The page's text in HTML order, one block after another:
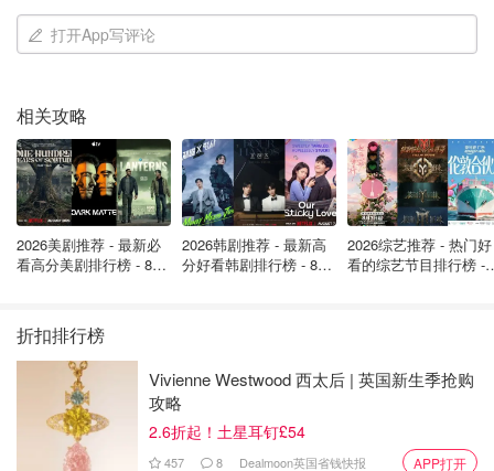
推荐单品：
打开App写评论
相关攻略
2026美剧推荐 - 最新必
看高分美剧排行榜 - 8月
2026韩剧推荐 - 最新高
分好看韩剧排行榜 - 8月
2026综艺推荐 - 热门好
看的综艺节目排行榜 -
折扣排行榜
Vivienne Westwood 西太后 | 英国新生季抢购
攻略
2.6折起！土星耳钉£54
457 8 Dealmoon英国省钱快报 APP打开